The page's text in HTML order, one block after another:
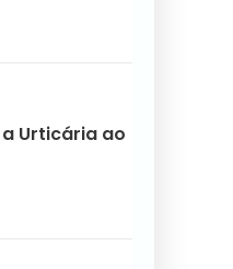
a Urticária ao